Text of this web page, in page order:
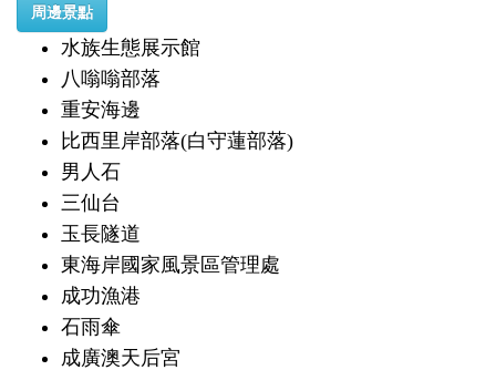
周邊景點
水族生態展示館
八嗡嗡部落
重安海邊
比西里岸部落(白守蓮部落)
男人石
三仙台
玉長隧道
東海岸國家風景區管理處
成功漁港
石雨傘
成廣澳天后宮